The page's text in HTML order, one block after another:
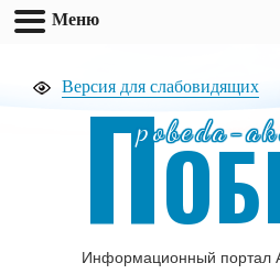
Версия для слабовидящих
pobeda-
П
Информационный портал
Меню